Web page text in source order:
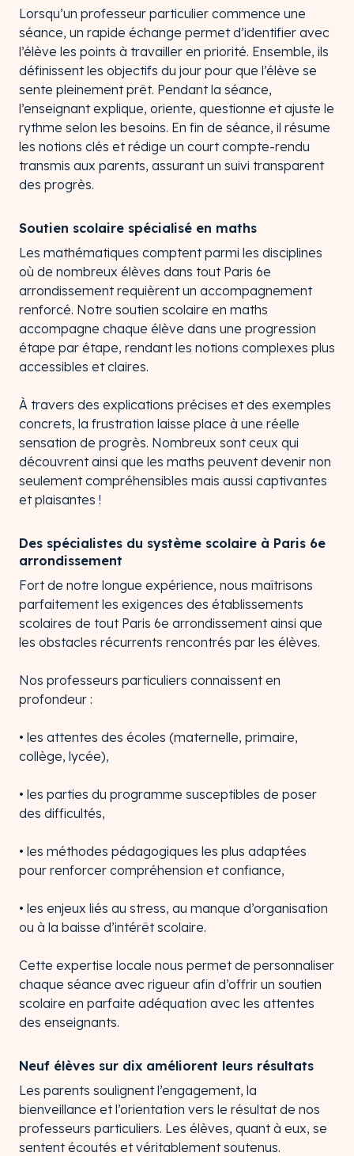
Lorsqu’un professeur particulier commence une
séance, un rapide échange permet d’identifier avec
l’élève les points à travailler en priorité. Ensemble, ils
définissent les objectifs du jour pour que l’élève se
sente pleinement prêt. Pendant la séance,
l’enseignant explique, oriente, questionne et ajuste le
rythme selon les besoins. En fin de séance, il résume
les notions clés et rédige un court compte-rendu
transmis aux parents, assurant un suivi transparent
des progrès.
Soutien scolaire spécialisé en maths
Les mathématiques comptent parmi les disciplines
où de nombreux élèves dans tout Paris 6e
arrondissement requièrent un accompagnement
renforcé. Notre soutien scolaire en maths
accompagne chaque élève dans une progression
étape par étape, rendant les notions complexes plus
accessibles et claires.
À travers des explications précises et des exemples
concrets, la frustration laisse place à une réelle
sensation de progrès. Nombreux sont ceux qui
découvrent ainsi que les maths peuvent devenir non
seulement compréhensibles mais aussi captivantes
et plaisantes !
Des spécialistes du système scolaire à Paris 6e
arrondissement
Fort de notre longue expérience, nous maîtrisons
parfaitement les exigences des établissements
scolaires de tout Paris 6e arrondissement ainsi que
les obstacles récurrents rencontrés par les élèves.
Nos professeurs particuliers connaissent en
profondeur :
• les attentes des écoles (maternelle, primaire,
collège, lycée),
• les parties du programme susceptibles de poser
des difficultés,
• les méthodes pédagogiques les plus adaptées
pour renforcer compréhension et confiance,
• les enjeux liés au stress, au manque d’organisation
ou à la baisse d’intérêt scolaire.
Cette expertise locale nous permet de personnaliser
chaque séance avec rigueur afin d’offrir un soutien
scolaire en parfaite adéquation avec les attentes
des enseignants.
Neuf élèves sur dix améliorent leurs résultats
Les parents soulignent l’engagement, la
bienveillance et l’orientation vers le résultat de nos
professeurs particuliers. Les élèves, quant à eux, se
sentent écoutés et véritablement soutenus.